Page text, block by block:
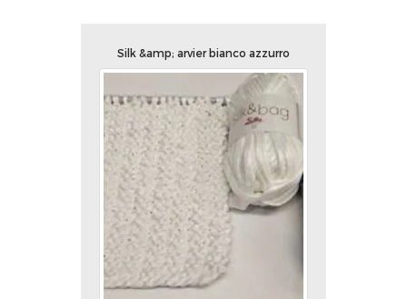
Silk &amp; arvier bianco azzurro